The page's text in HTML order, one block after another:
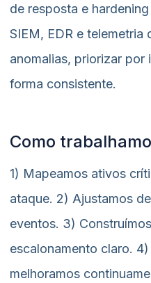
de resposta e
SIEM, EDR e telemetria
anomalias, priorizar
forma consistente.
Como
1) Mapeamos ativos
ataque. 2) Ajustamos
eventos. 3)
escalonamento claro.
melhoramos